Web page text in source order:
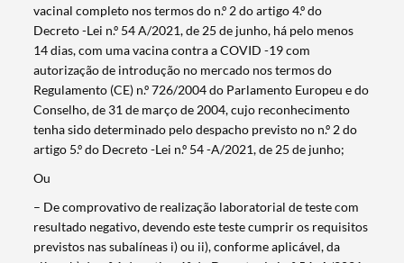
vacinal completo nos termos do n.º 2 do artigo 4.º do
Decreto -Lei n.º 54 A/2021, de 25 de junho, há pelo menos
14 dias, com uma vacina contra a COVID -19 com
autorização de introdução no mercado nos termos do
Regulamento (CE) n.º 726/2004 do Parlamento Europeu e do
Conselho, de 31 de março de 2004, cujo reconhecimento
tenha sido determinado pelo despacho previsto no n.º 2 do
artigo 5.º do Decreto -Lei n.º 54 -A/2021, de 25 de junho;
Ou
– De comprovativo de realização laboratorial de teste com
resultado negativo, devendo este teste cumprir os requisitos
previstos nas subalíneas i) ou ii), conforme aplicável, da